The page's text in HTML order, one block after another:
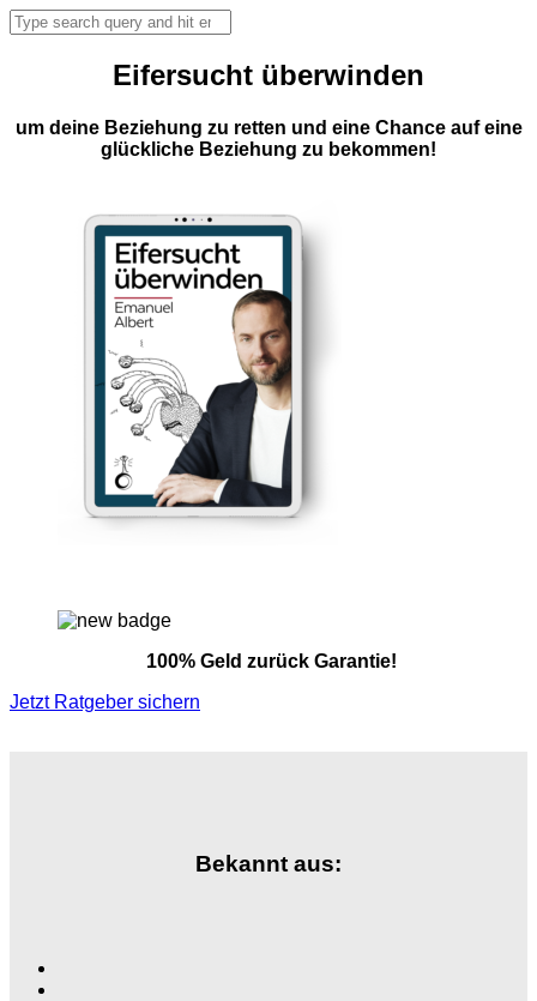
Eifersucht überwinden
um deine Beziehung zu retten und eine Chance auf eine
glückliche Beziehung zu bekommen!
100% Geld zurück Garantie!
Jetzt Ratgeber sichern
Bekannt aus: